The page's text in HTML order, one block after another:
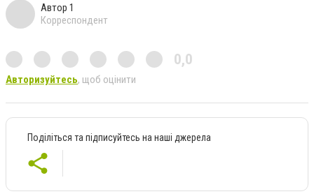
Автор 1
Корреспондент
0,0
Авторизуйтесь, щоб оцінити
Поділіться та підписуйтесь на наші джерела